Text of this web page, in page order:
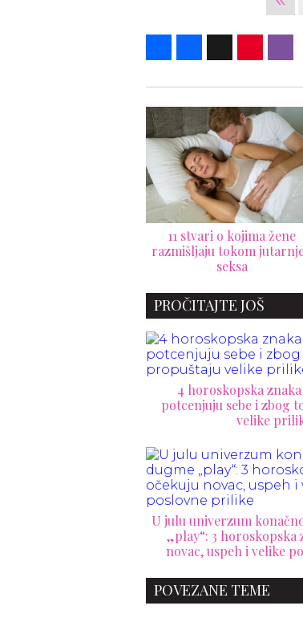
11 stvari o kojima žene
razmišljaju tokom
seksa
PROČITAJTE JOŠ
4 horoskopska
potcenjuju sebe i zbog
velike
U julu univerzum
„play“: 3 horoskopska
novac, uspeh i velike
POVEZANE TEME